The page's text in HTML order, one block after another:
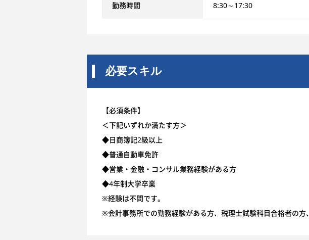
勤務時間 8:30～17:30
必要スキル
【必須条件】
＜下記いずれか満たす方＞
◆日商簿記2級以上
◆普通自動車免許
◆営業・金融・コンサル業務経験がある方
◆4年制大学卒業
※経験は不問です。
※会計事務所での勤務経験がある方、税理士試験科目合格者の方